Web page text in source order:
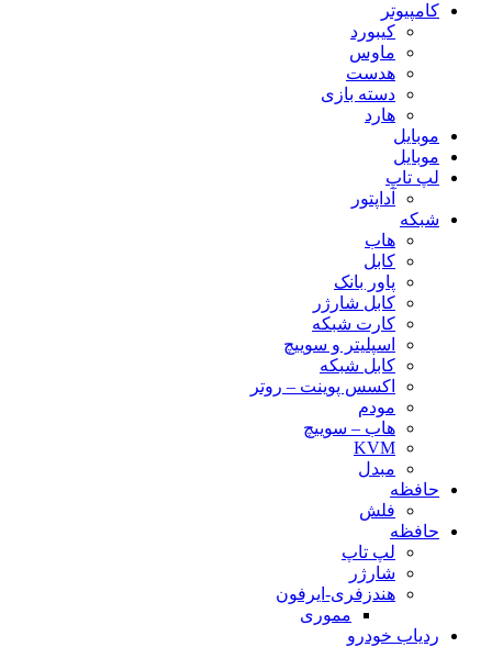
کامپیوتر
کیبورد
ماوس
هدست
دسته بازی
هارد
موبایل
موبایل
لپ تاپ
آداپتور
شبکه
هاب
کابل
پاور بانک
کابل شارژر
کارت شبکه
اسپلیتر و سوییچ
کابل شبکه
اکسس پوینت – روتر
مودم
هاب – سوییچ
KVM
مبدل
حافظه
فلش
حافظه
لپ تاپ
شارژر
هندزفری-ایرفون
مموری
ردیاب خودرو